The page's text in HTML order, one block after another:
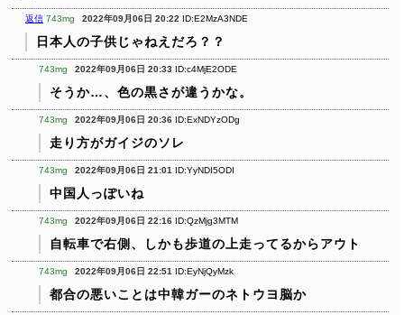
返信 743mg 2022年09月06日 20:22 ID:E2MzA3NDE
日本人の子供じゃねえだろ？？
743mg 2022年09月06日 20:33 ID:c4MjE2ODE
そうか…、色の黒さが違うかな。
743mg 2022年09月06日 20:36 ID:ExNDYzODg
走り方がガイジのソレ
743mg 2022年09月06日 21:01 ID:YyNDI5ODI
中国人っぽいね
743mg 2022年09月06日 22:16 ID:QzMjg3MTM
自転車で右側、しかも歩道の上走ってるからアウト
743mg 2022年09月06日 22:51 ID:EyNjQyMzk
都合の悪いことは中韓ガーのネトウヨ脳か